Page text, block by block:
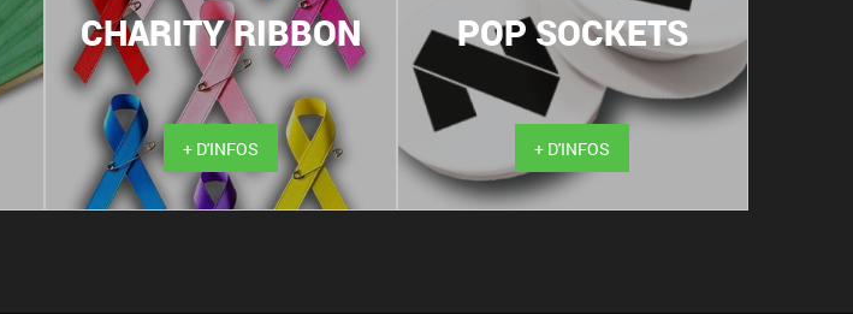
CHARITY RIBBON
+ D'INFOS
POP SOCKETS
+ D'INFOS